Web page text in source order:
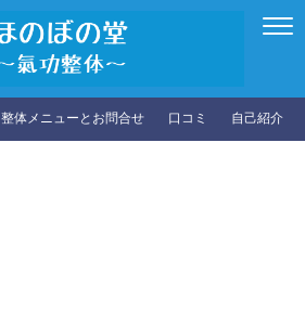
整体メニューとお問合せ 口コミ 自己紹介